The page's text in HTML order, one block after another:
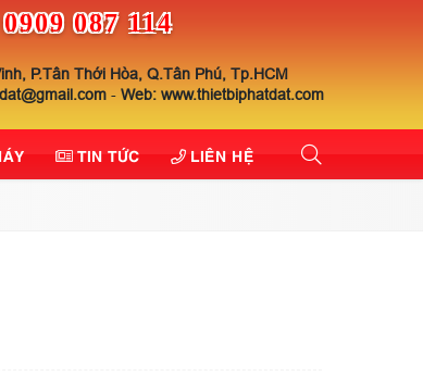
087 114
P.Tân Thới Hòa, Q.Tân Phú, Tp.HCM
- Web: www.thietbiphatdat.com
TIN TỨC LIÊN HỆ